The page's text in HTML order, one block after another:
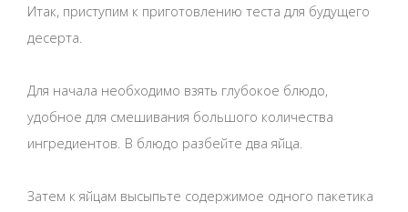
Итак, приступим к приготовлению теста для будущего
десерта.
Для начала необходимо взять глубокое блюдо,
удобное для смешивания большого количества
ингредиентов. В блюдо разбейте два яйца.
Затем к яйцам высыпьте содержимое одного пакетика